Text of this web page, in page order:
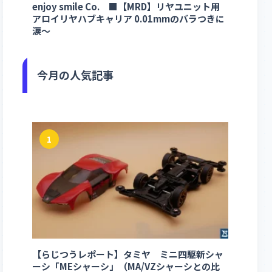
enjoy smile Co. ■【MRD】リヤユニット用
アロイリヤハブキャリア 0.01mmのバラつきに
涙～
今月の人気記事
1
【らじつうレポート】タミヤ ミニ四駆新シャ
ーシ「MEシャーシ」（MA/VZシャーシとの比